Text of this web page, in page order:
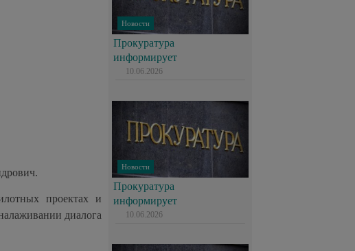
проектах и
диалога
Новости
Прокуратура
информирует
10.06.2026
Новости
Прокуратура
информирует
10.06.2026